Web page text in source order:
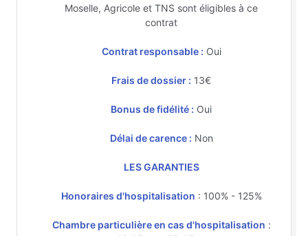
Moselle, Agricole et TNS sont éligibles à ce
contrat
Contrat responsable : Oui
Frais de dossier : 13€
Bonus de fidélité : Oui
Délai de carence : Non
LES GARANTIES
Honoraires d'hospitalisation : 100% - 125%
Chambre particulière en cas d'hospitalisation :